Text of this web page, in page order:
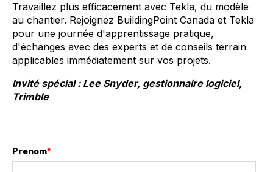
Travaillez plus efficacement avec Tekla, du modèle
au chantier. Rejoignez BuildingPoint Canada et Tekla
pour une journée d'apprentissage pratique,
d'échanges avec des experts et de conseils terrain
applicables immédiatement sur vos projets.
Invité spécial : Lee Snyder, gestionnaire logiciel,
Trimble
Prenom*